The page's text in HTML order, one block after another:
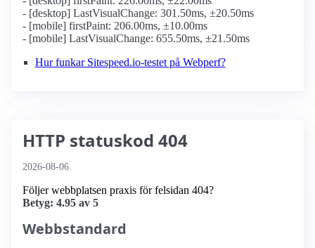
- [desktop] LastVisualChange: 301.50ms, ±20.50ms
- [mobile] firstPaint: 206.00ms, ±10.00ms
- [mobile] LastVisualChange: 655.50ms, ±21.50ms
Hur funkar Sitespeed.io-testet på Webperf?
HTTP statuskod 404
2026-08-06
Följer webbplatsen praxis för felsidan 404?
Betyg: 4.95 av 5
Webbstandard